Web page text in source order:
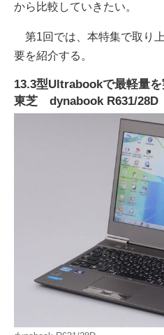
から比較していきたい。
第1回では、本特集で取り
要を紹介する。
13.3型Ultrabookで最軽量
東芝 dynabook R631/28D